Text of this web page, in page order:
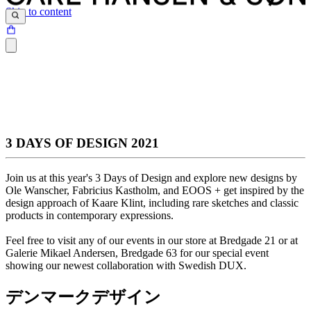
Skip to content
3 DAYS OF DESIGN 2021
Join us at this year's 3 Days of Design and explore new designs by
Ole Wanscher, Fabricius Kastholm, and EOOS + get inspired by the
design approach of Kaare Klint, including rare sketches and classic
products in contemporary expressions.
Feel free to visit any of our events in our store at Bredgade 21 or at
Galerie Mikael Andersen, Bredgade 63 for our special event
showing our newest collaboration with Swedish DUX.
デンマークデザイン